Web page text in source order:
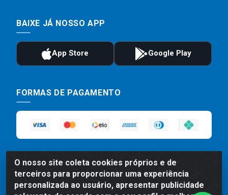
O nosso site coleta cookies próprios e de
terceiros para proporcionar uma experiência
personalizada ao usuário, apresentar publicidade
BAIXE JÁ NOSSO APP
FORMAS DE PAGAMENTO